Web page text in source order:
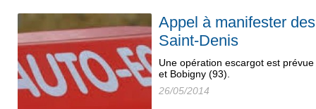
Appel à manifester
Saint-Denis
Une opération escargot est
et Bobigny (93).
26/05/2014